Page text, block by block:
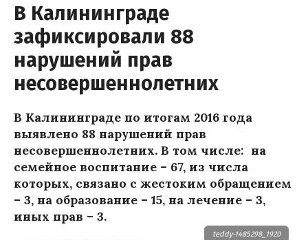
В Калининграде
зафиксировали 88
нарушений прав
несовершеннолетних
В Калининграде по итогам 2016 года
выявлено 88 нарушений прав
несовершеннолетних. В том числе: на
семейное воспитание – 67, из числа
которых, связано с жестоким обращением
– 3, на образование – 15, на лечение – 3,
иных прав – 3.
teddy-1485298_1920